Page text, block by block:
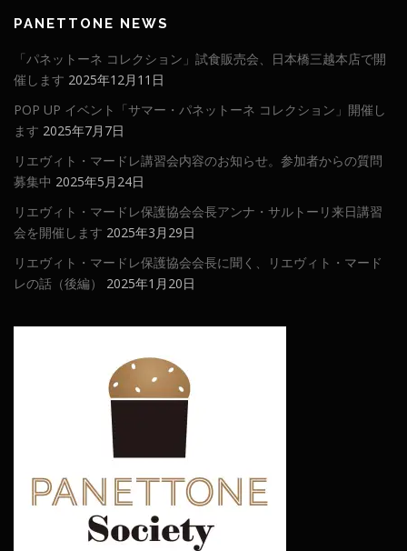
PANETTONE NEWS
「パネットーネ コレクション」試食販売会、日本橋三越本店で開
催します 2025年12月11日
POP UP イベント「サマー・パネットーネ コレクション」開催し
ます 2025年7月7日
リエヴィト・マードレ講習会内容のお知らせ。参加者からの質問
募集中 2025年5月24日
リエヴィト・マードレ保護協会会長アンナ・サルトーリ来日講習
会を開催します 2025年3月29日
リエヴィト・マードレ保護協会会長に聞く、リエヴィト・マード
レの話（後編）
2025年1月20日